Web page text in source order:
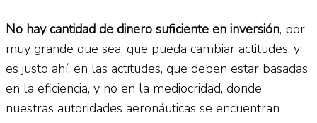
No hay cantidad de dinero suficiente en inversión, por
muy grande que sea, que pueda cambiar actitudes, y
es justo ahí, en las actitudes, que deben estar basadas
en la eficiencia, y no en la mediocridad, donde
nuestras autoridades aeronáuticas se encuentran